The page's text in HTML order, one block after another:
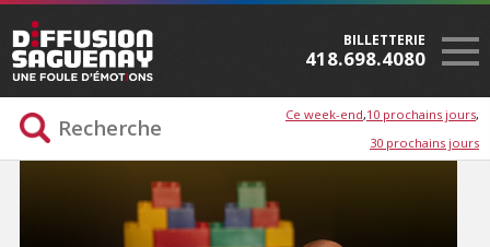
BILLETTERIE
418.698.4080
Ce week-end 10 prochains jours
30 prochains jours